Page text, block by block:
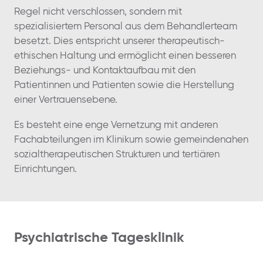
Regel nicht verschlossen, sondern mit
spezialisiertem Personal aus dem Behandlerteam
besetzt. Dies entspricht unserer therapeutisch-
ethischen Haltung und ermöglicht einen besseren
Beziehungs- und Kontaktaufbau mit den
Patientinnen und Patienten sowie die Herstellung
einer Vertrauensebene.
Es besteht eine enge Vernetzung mit anderen
Fachabteilungen im Klinikum sowie gemeindenahen
sozialtherapeutischen Strukturen und tertiären
Einrichtungen.
Psychiatrische Tagesklinik